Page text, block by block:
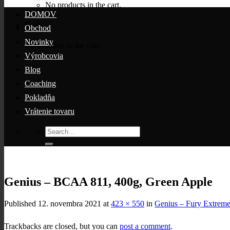
No products in the cart.
Cart
No products in the cart.
DOMOV
Obchod
Novinky
Výrobcovia
Blog
Coaching
Pokladňa
Vrátenie tovaru
Search
for:
Genius – BCAA 811, 400g, Green Apple
Published 12. novembra 2021 at 423 × 550 in Genius – Fury
Trackbacks are closed, but you can post a comment.